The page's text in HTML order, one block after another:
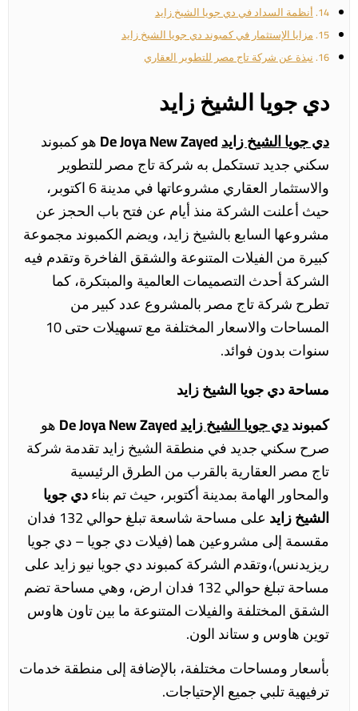
أنظمة السداد في دي جويا الشيخ زايد
مزايا الإستثمار في كمبوند دي جويا الشيخ زايد
نبذة عن شركة تاج مصر للتطوير العقاري
دي جويا الشيخ زايد
دي جويا الشيخ زايدDe Joya New Zayedهو كمبوند
سكني جديد تستكمل به شركة تاج مصر للتطوير
والاستثمار العقاري مشروعاتها في مدينة 6 اكتوبر،
حيث أعلنت الشركة منذ أيام عن فتح باب الحجز عن
مشروعها السابع بالشيخ زايد، ويضم الكمبوند مجموعة
كبيرة من الفيلات المتنوعة والشقق الفاخرة وتقدم فيه
الشركة أحدث التصميمات العالمية والمبتكرة، كما
تطرح شركة تاج مصر بالمشروع عدد كبير من
المساحات والاسعار المختلفة مع تسهيلات حتى 10
سنوات بدون فوائد.
مساحة دي جويا الشيخ زايد
كمبونددي جويا الشيخ زايدDe Joya New Zayedهو
صرح سكني جديد في منطقة الشيخ زايد تقدمة شركة
تاج مصر العقارية بالقرب من الطرق الرئيسية
والمحاور الهامة بمدينة أكتوبر، حيث تم بناءدي جويا
الشيخ زايد
على مساحة شاسعة تبلغ حوالي 132 فدان
مقسمة إلى مشروعين هما (فيلات دي جويا – دي جويا
ريزيدنس)،وتقدم الشركة كمبوند دي جويا نيو زايد على
مساحة تبلغ حوالي 132 فدان ارض، وهي مساحة تضم
الشقق المختلفة والفيلات المتنوعة ما بين تاون هاوس
توين هاوس و ستاند الون.
بأسعار ومساحات مختلفة، بالإضافة إلى منطقة خدمات
ترفيهية تلبي جميع الإحتياجات.